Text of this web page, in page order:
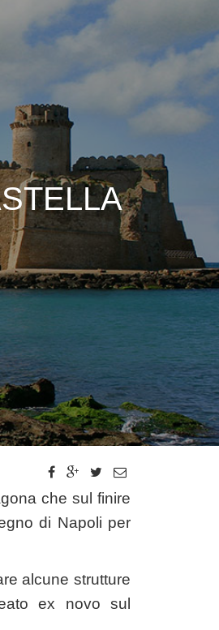
che sul finire
di Napoli per
alcune strutture
ex novo sul